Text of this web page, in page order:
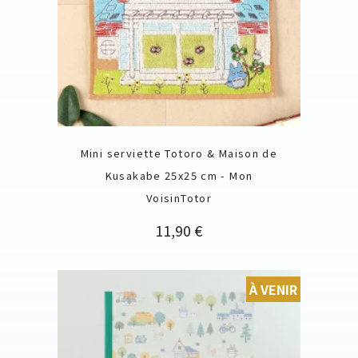
Mini serviette Totoro & Maison de
Kusakabe 25x25 cm - Mon
VoisinTotor
Prix
11,90 €
À VENIR